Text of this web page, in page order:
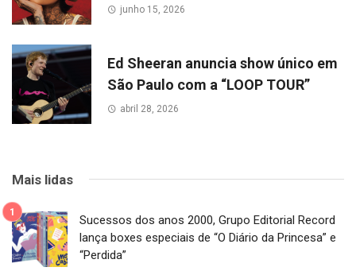
junho 15, 2026
Ed Sheeran anuncia show único em
São Paulo com a “LOOP TOUR”
abril 28, 2026
Mais lidas
Sucessos dos anos 2000, Grupo Editorial Record
lança boxes especiais de “O Diário da Princesa” e
“Perdida”